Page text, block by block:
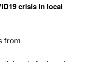
crisis in local
from